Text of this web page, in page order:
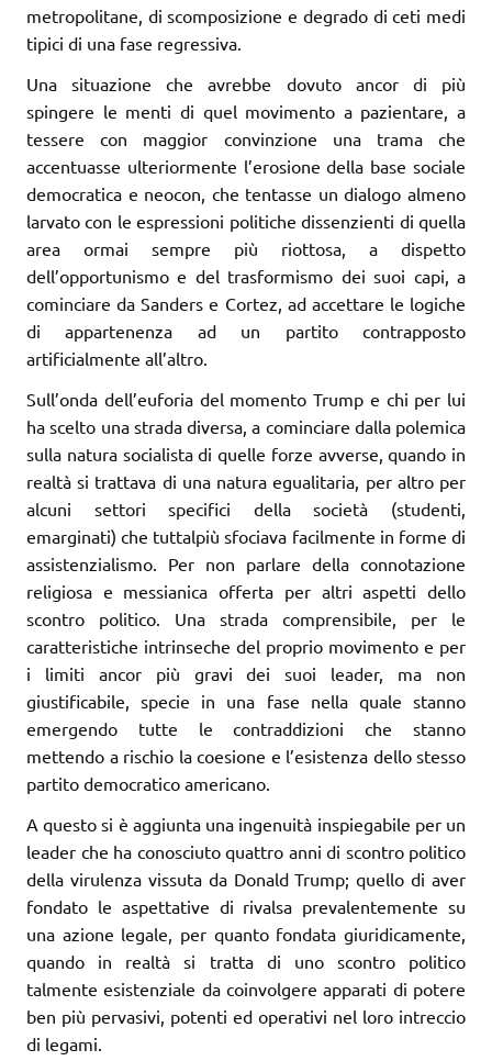
metropolitane, di scomposizione e degrado di ceti medi
tipici di una fase regressiva.
Una situazione che avrebbe dovuto ancor di più
spingere le menti di quel movimento a pazientare, a
tessere con maggior convinzione una trama che
accentuasse ulteriormente l’erosione della base sociale
democratica e neocon, che tentasse un dialogo almeno
larvato con le espressioni politiche dissenzienti di quella
area ormai sempre più riottosa, a dispetto
dell’opportunismo e del trasformismo dei suoi capi, a
cominciare da Sanders e Cortez, ad accettare le logiche
di appartenenza ad un partito contrapposto
artificialmente all’altro.
Sull’onda dell’euforia del momento Trump e chi per lui
ha scelto una strada diversa, a cominciare dalla polemica
sulla natura socialista di quelle forze avverse, quando in
realtà si trattava di una natura egualitaria, per altro per
alcuni settori specifici della società (studenti,
emarginati) che tuttalpiù sfociava facilmente in forme di
assistenzialismo. Per non parlare della connotazione
religiosa e messianica offerta per altri aspetti dello
scontro politico. Una strada comprensibile, per le
caratteristiche intrinseche del proprio movimento e per
i limiti ancor più gravi dei suoi leader, ma non
giustificabile, specie in una fase nella quale stanno
emergendo tutte le contraddizioni che stanno
mettendo a rischio la coesione e l’esistenza dello stesso
partito democratico americano.
A questo si è aggiunta una ingenuità inspiegabile per un
leader che ha conosciuto quattro anni di scontro politico
della virulenza vissuta da Donald Trump; quello di aver
fondato le aspettative di rivalsa prevalentemente su
una azione legale, per quanto fondata giuridicamente,
quando in realtà si tratta di uno scontro politico
talmente esistenziale da coinvolgere apparati di potere
ben più pervasivi, potenti ed operativi nel loro intreccio
di legami.